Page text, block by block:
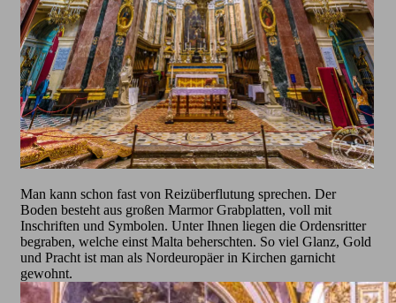
Man kann schon fast von Reizüberflutung sprechen. Der
Boden besteht aus großen Marmor Grabplatten, voll mit
Inschriften und Symbolen. Unter Ihnen liegen die Ordensritter
begraben, welche einst Malta beherschten. So viel Glanz, Gold
und Pracht ist man als Nordeuropäer in Kirchen garnicht
gewohnt.